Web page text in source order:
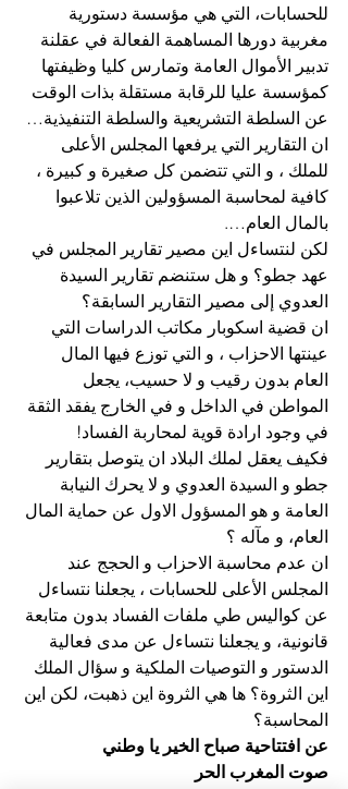
للحسابات، التي هي مؤسسة دستورية
مغربية دورها المساهمة الفعالة في عقلنة
تدبير الأموال العامة وتمارس كليا وظيفتها
كمؤسسة عليا للرقابة مستقلة بذات الوقت
عن السلطة التشريعية والسلطة التنفيذية…
ان التقارير التي يرفعها المجلس الأعلى
للملك ، و التي تتضمن كل صغيرة و كبيرة ،
كافية لمحاسبة المسؤولين الذين تلاعبوا
بالمال العام….
لكن لنتساءل اين مصير تقارير المجلس في
عهد جطو؟ و هل ستنضم تقارير السيدة
العدوي إلى مصير التقارير السابقة؟
ان قضية اسكوبار مكاتب الدراسات التي
عينتها الاحزاب ، و التي توزع فيها المال
العام بدون رقيب و لا حسيب، يجعل
المواطن في الداخل و في الخارج يفقد الثقة
في وجود ارادة قوية لمحاربة الفساد!
فكيف يعقل لملك البلاد ان يتوصل بتقارير
جطو و السيدة العدوي و لا يحرك النيابة
العامة و هو المسؤول الاول عن حماية المال
العام، و مآله ؟
ان عدم محاسبة الاحزاب و الحجج عند
المجلس الأعلى للحسابات ، يجعلنا نتساءل
عن كواليس طي ملفات الفساد بدون متابعة
قانونية، و يجعلنا نتساءل عن مدى فعالية
الدستور و التوصيات الملكية و سؤال الملك
اين الثروة؟ ها هي الثروة اين ذهبت، لكن اين
المحاسبة؟
عن افتتاحية صباح الخير يا وطني
صوت المغرب الحر